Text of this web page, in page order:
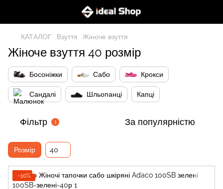
КАТАЛОГ Взуття Жіноче взуття
Жіноче взуття 40 розмір
Босоніжки Сабо Крокси
Сандалі Шльопанці Капці
Фільтр 1 За популярністю
Розмір 40
−10%